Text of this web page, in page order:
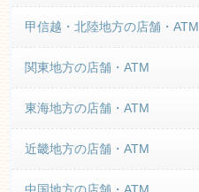
甲信越・北陸地方の店舗・ATM
関東地方の店舗・ATM
東海地方の店舗・ATM
近畿地方の店舗・ATM